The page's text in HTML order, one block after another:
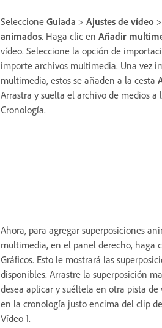
Seleccione Guiada > Ajustes de vídeo >
animados. Haga clic en Añadir
vídeo. Seleccione la opción de
importe archivos multimedia. Una vez
multimedia, estos se añaden a la cesta
Arrastra y suelta el archivo de medios a
Cronología.
Ahora, para agregar superposiciones
multimedia, en el panel derecho, haga
Gráficos. Esto le mostrará las
disponibles. Arrastre la superposición
desea aplicar y suéltela en otra pista de
en la cronología justo encima del clip
Vídeo 1.